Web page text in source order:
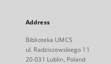
Address
Biblioteka UMCS
ul. Radziszewskiego 11
20-031 Lublin, Poland